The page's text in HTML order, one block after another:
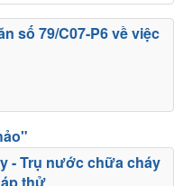
số 79/C07-P6 về việc
- Trụ nước chữa cháy
thử